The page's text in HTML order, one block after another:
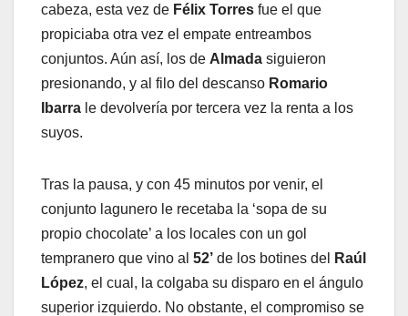
cabeza, esta vez de Félix Torres fue el que
propiciaba otra vez el empate entreambos
conjuntos. Aún así, los de Almada siguieron
presionando, y al filo del descanso Romario
Ibarra le devolvería por tercera vez la renta a los
suyos.
Tras la pausa, y con 45 minutos por venir, el
conjunto lagunero le recetaba la ‘sopa de su
propio chocolate’ a los locales con un gol
tempranero que vino al 52’ de los botines del
Raúl
López, el cual, la colgaba su disparo en el ángulo
superior izquierdo. No obstante, el compromiso se